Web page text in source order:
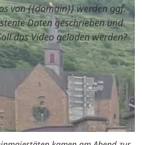
von {{domain}} werden ggf.
Daten geschrieben und
das Video geladen werden?